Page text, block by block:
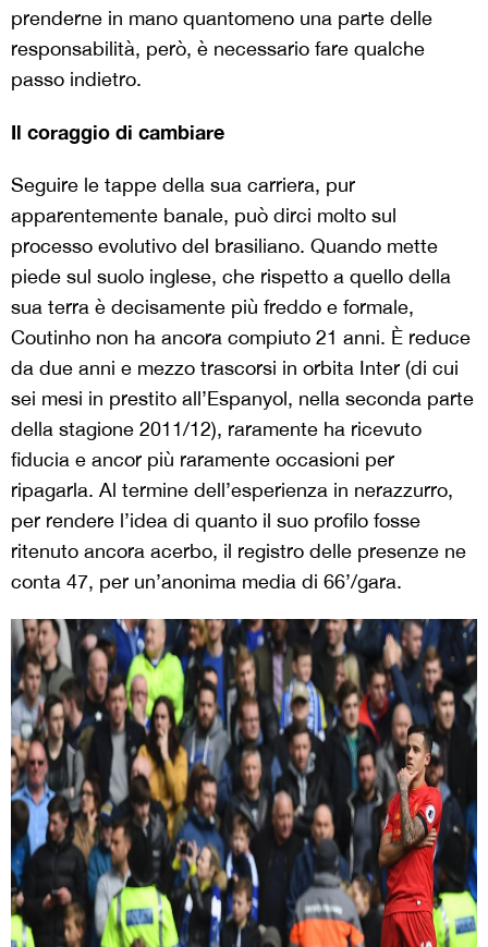
prenderne in mano quantomeno una parte delle
responsabilità, però, è necessario fare qualche
passo indietro.
Il coraggio di cambiare
Seguire le tappe della sua carriera, pur
apparentemente banale, può dirci molto sul
processo evolutivo del brasiliano. Quando mette
piede sul suolo inglese, che rispetto a quello della
sua terra è decisamente più freddo e formale,
Coutinho non ha ancora compiuto 21 anni. È reduce
da due anni e mezzo trascorsi in orbita Inter (di cui
sei mesi in prestito all’Espanyol, nella seconda parte
della stagione 2011/12), raramente ha ricevuto
fiducia e ancor più raramente occasioni per
ripagarla. Al termine dell’esperienza in nerazzurro,
per rendere l’idea di quanto il suo profilo fosse
ritenuto ancora acerbo, il registro delle presenze ne
conta 47, per un’anonima media di 66’/gara.